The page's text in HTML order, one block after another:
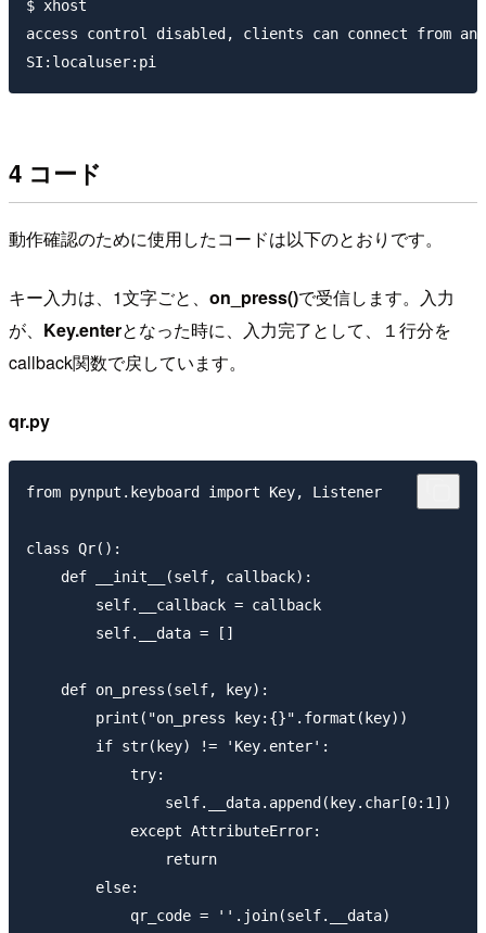
$ xhost
access control disabled, clients can connect from
4 コード
動作確認のために使用したコードは以下のとおりです。
キー入力は、1文字ごと、 on_press()で受信します。入力
が、 Key.enterとなった時に、入力完了として、１行分を
callback関数で戻しています。
qr.py
from pynput.keyboard import Key, Listener
class Qr():
    def __init__(self, callback):
        self.__callback = callback
        self.__data = []
    def on_press(self, key):
        print("on_press key:{}".format(key))
        if str(key) != 'Key.enter':
            try:
                self.__data.append(key.char[0:1])
            except AttributeError:
                return
        else:
            qr_code = ''.join(self.__data)